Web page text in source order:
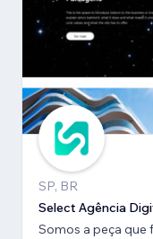
SP, BR
Select Agência
Somos a peça que